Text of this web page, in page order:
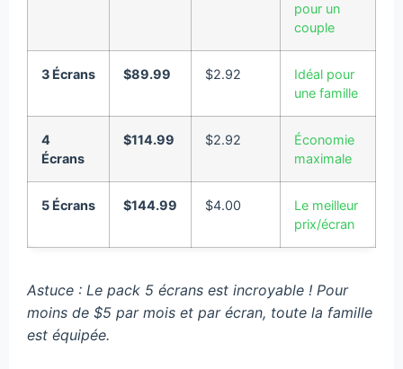
pour un
couple
3 Écrans $89.99 $2.92
Idéal pour
une famille
4
Écrans
$114.99 $2.92
Économie
maximale
5 Écrans $144.99 $4.00
Le meilleur
prix/écran
Astuce : Le pack 5 écrans est incroyable ! Pour
moins de $5 par mois et par écran, toute la famille
est équipée.